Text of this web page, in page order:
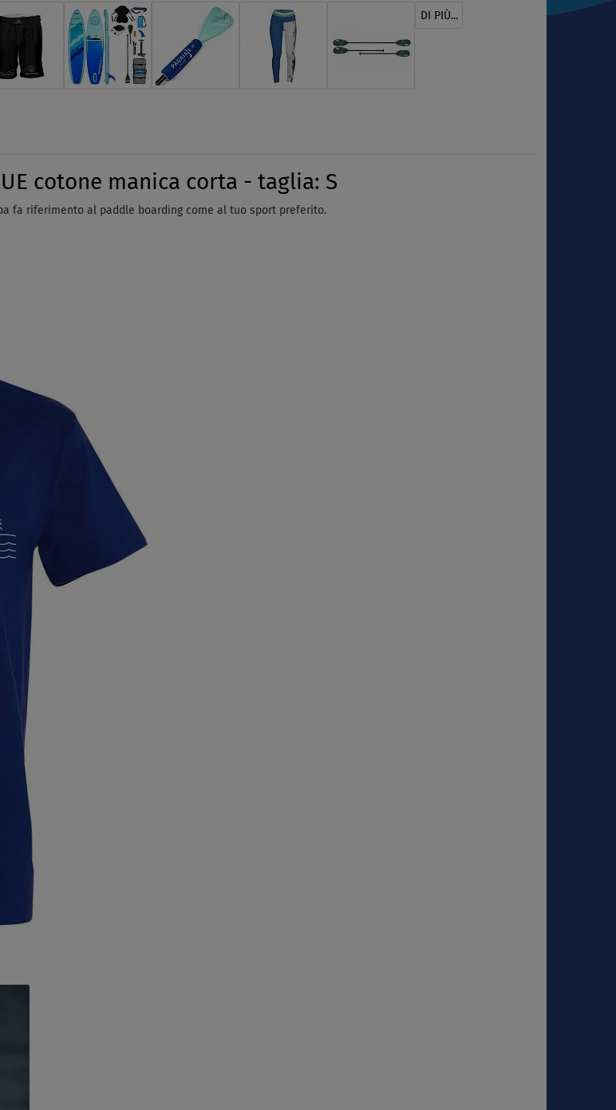
DI PIÙ...
cotone manica corta - taglia: S
fa riferimento al paddle boarding come al tuo sport preferito.